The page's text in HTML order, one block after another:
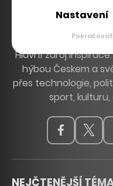
Hlavní zdroj
hýbou Českem a
přes technologie,
sport,
NEJČTENĚJŠÍ
Nastavení